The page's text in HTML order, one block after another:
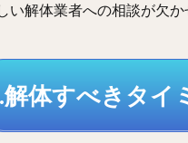
い解体業者への相談が欠か
解体すべきタイ